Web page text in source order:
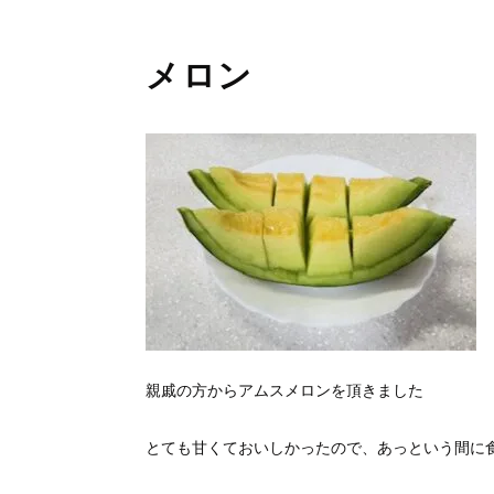
メロン
親戚の方からアムスメロンを頂きました
とても甘くておいしかったので、あっという間に